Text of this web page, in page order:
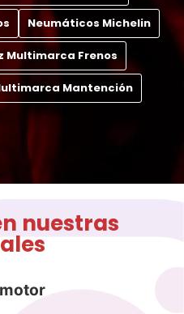
Neumáticos Michelin
Multimarca Frenos
Mantención
nuestras